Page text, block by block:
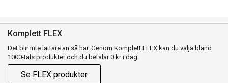
Komplett FLEX
Det blir inte lättare än så här. Genom Komplett FLEX kan du välja bland
1000-tals produkter och du betalar 0 kr i dag.
Se FLEX produkter